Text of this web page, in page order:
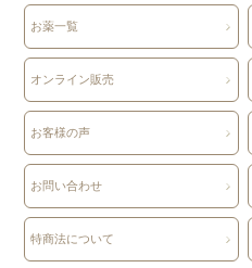
お薬一覧
オンライン販売
お客様の声
お問い合わせ
特商法について